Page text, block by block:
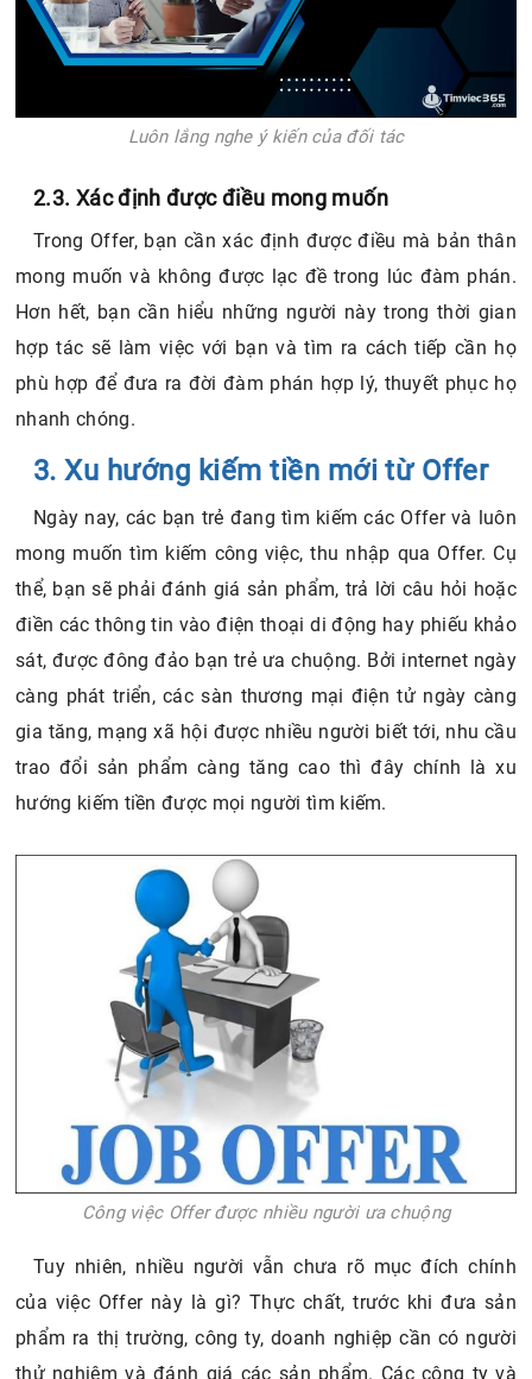
Luôn lắng nghe ý kiến của đối tác
2.3. Xác định được điều mong muốn
Trong Offer, bạn cần xác định được điều mà bản thân
mong muốn và không được lạc đề trong lúc đàm phán.
Hơn hết, bạn cần hiểu những người này trong thời gian
hợp tác sẽ làm việc với bạn và tìm ra cách tiếp cần họ
phù hợp để đưa ra đời đàm phán hợp lý, thuyết phục họ
nhanh chóng.
3. Xu hướng kiếm tiền mới từ Offer
Ngày nay, các bạn trẻ đang tìm kiếm các Offer và luôn
mong muốn tìm kiếm công việc, thu nhập qua Offer. Cụ
thể, bạn sẽ phải đánh giá sản phẩm, trả lời câu hỏi hoặc
điền các thông tin vào điện thoại di động hay phiếu khảo
sát, được đông đảo bạn trẻ ưa chuộng. Bởi internet ngày
càng phát triển, các sàn thương mại điện tử ngày càng
gia tăng, mạng xã hội được nhiều người biết tới, nhu cầu
trao đổi sản phẩm càng tăng cao thì đây chính là xu
hướng kiếm tiền được mọi người tìm kiếm.
Công việc Offer được nhiều người ưa chuộng
Tuy nhiên, nhiều người vẫn chưa rõ mục đích chính
của việc Offer này là gì? Thực chất, trước khi đưa sản
phẩm ra thị trường, công ty, doanh nghiệp cần có người
thử nghiệm và đánh giá các sản phẩm. Các công ty và